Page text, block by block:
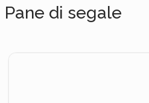
Pane di segale